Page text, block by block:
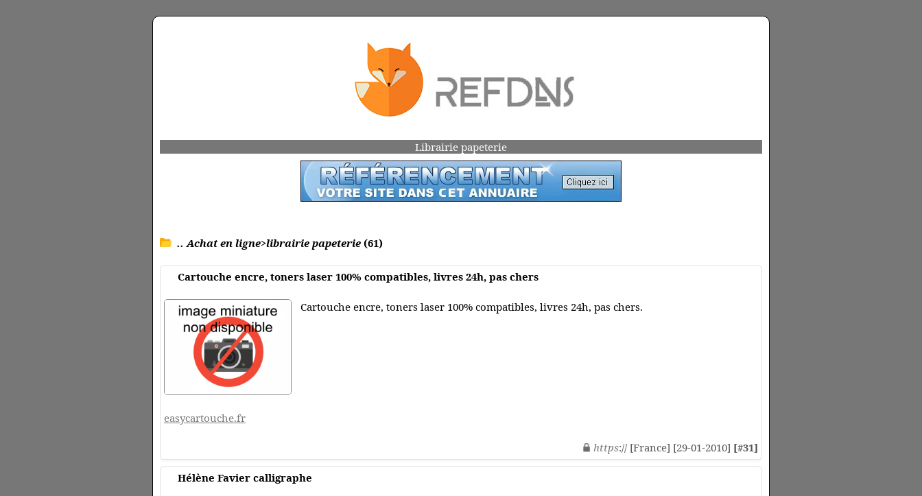
Librairie papeterie
.. Achat en ligne>librairie papeterie (61)
Cartouche encre, toners laser 100% compatibles, livres 24h, pas chers
Cartouche encre, toners laser 100% compatibles, livres 24h, pas chers.
easycartouche.fr
https:// [France] [29-01-2010] [#31]
Hélène Favier calligraphe